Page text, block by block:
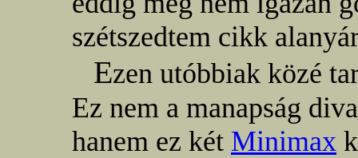
szétszedtem cikk
Ezen utóbbiak közé
Ez nem a manapság
hanem ez két Minimax